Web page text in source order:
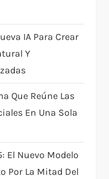
IA Para Crear
Y
Que Reúne Las
En Una Sola
El Nuevo Modelo
Por La Mitad Del